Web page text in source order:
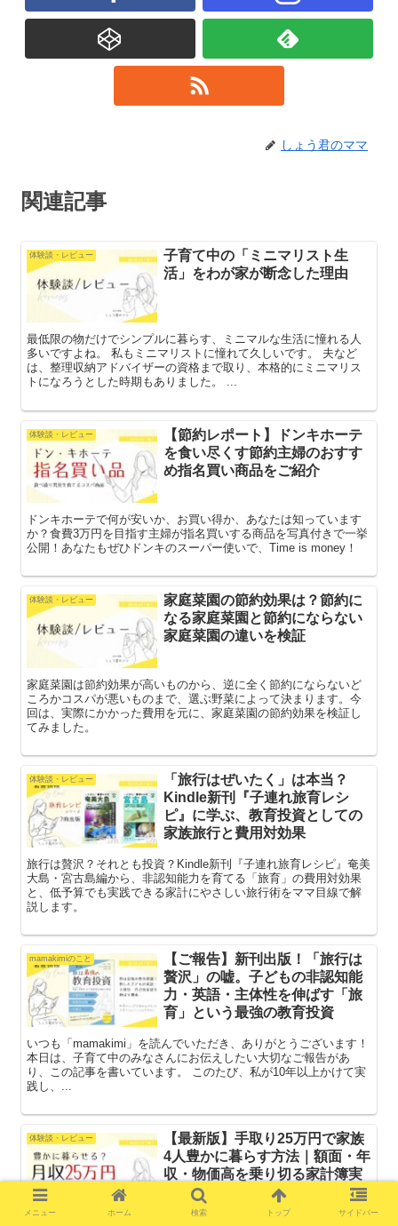
しょう君のママ
関連記事
体験談・レビュー
子育て中の「ミニマリスト生
活」をわが家が断念した理由
最低限の物だけでシンプルに暮らす、ミニマルな生活に憧れる人
多いですよね。 私もミニマリストに憧れて久しいです。 夫など
は、整理収納アドバイザーの資格まで取り、本格的にミニマリス
トになろうとした時期もありました。 ...
体験談・レビュー
【節約レポート】ドンキホーテ
を食い尽くす節約主婦のおすす
め指名買い商品をご紹介
ドンキホーテで何が安いか、お買い得か、あなたは知っています
か？食費3万円を目指す主婦が指名買いする商品を写真付きで一挙
公開！あなたもぜひドンキのスーパー使いで、Time is money！
体験談・レビュー
家庭菜園の節約効果は？節約に
なる家庭菜園と節約にならない
家庭菜園の違いを検証
家庭菜園は節約効果が高いものから、逆に全く節約にならないど
ころかコスパが悪いものまで、選ぶ野菜によって決まります。今
回は、実際にかかった費用を元に、家庭菜園の節約効果を検証し
てみました。
体験談・レビュー
「旅行はぜいたく」は本当？
Kindle新刊『子連れ旅育レシ
ピ』に学ぶ、教育投資としての
家族旅行と費用対効果
旅行は贅沢？それとも投資？Kindle新刊『子連れ旅育レシピ』奄美
大島・宮古島編から、非認知能力を育てる「旅育」の費用対効果
と、低予算でも実践できる家計にやさしい旅行術をママ目線で解
説します。
mamakimiのこと
【ご報告】新刊出版！「旅行は
贅沢」の嘘。子どもの非認知能
力・英語・主体性を伸ばす「旅
育」という最強の教育投資
いつも「mamakimi」を読んでいただき、ありがとうございます！
本日は、子育て中のみなさんにお伝えしたい大切なご報告があ
り、この記事を書いています。 このたび、私が10年以上かけて実
践し、...
体験談・レビュー
【最新版】手取り25万円で家族
4人豊かに暮らす方法｜額面・年
収・物価高を乗り切る家計簿実
例＆資産形成術
メニュー ホーム 検索 トップ サイドバー